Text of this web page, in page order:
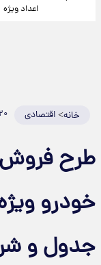
اعداد ویژه
خانه>اقتصادی ۲۰ آبان ۱۴۰۴
طرح فروش
خودرو
جدول و